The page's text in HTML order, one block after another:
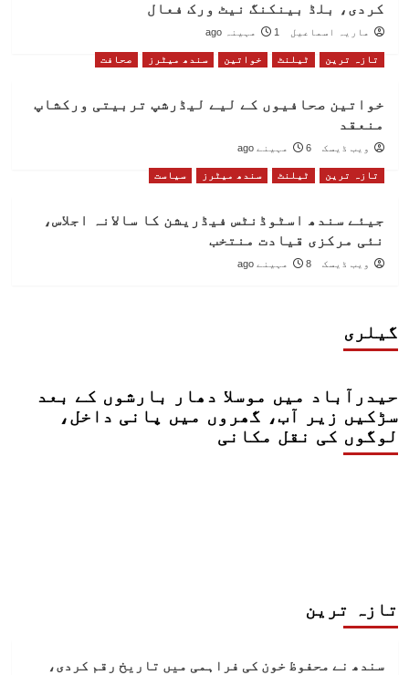
کردی، بلڈ بینکنگ نیٹ ورک فعال
ماریہ اسماعیل 1 مہینہ ago
تازہ ترین ٹیلنٹ خواتین سندھ میٹرز صحافت
خواتین صحافیوں کے لیے لیڈرشپ تربیتی ورکشاپ
منعقد
ویب ڈیسک 6 مہینے ago
تازہ ترین ٹیلنٹ سندھ میٹرز سیاست
جیئے سندھ اسٹوڈنٹس فیڈریشن کا سالانہ اجلاس،
نئی مرکزی قیادت منتخب
ویب ڈیسک 8 مہینے ago
گیلری
حیدرآباد میں موسلا دھار بارشوں کے بعد
سڑکیں زیر آب، گھروں میں پانی داخل،
لوگوں کی نقل مکانی
تازہ ترین
سندھ نے محفوظ خون کی فراہمی میں تاریخ رقم کردی،